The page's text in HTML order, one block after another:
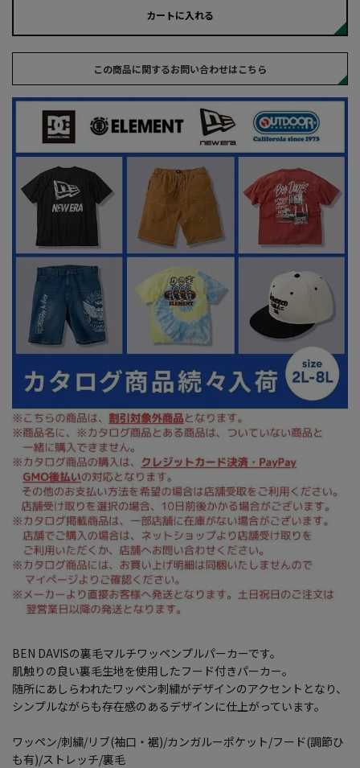
カートに入れる
この商品に関するお問い合わせはこちら
BEN DAVISの裏毛マルチワッペンプルパーカーです。
肌触りの良い裏毛生地を使用したフード付きパーカー。
随所にあしらわれたワッペン刺繍がデザインのアクセントとなり、
シンプルながらも存在感のあるデザインに仕上がっています。
ワッペン/刺繍/リブ(袖口・裾)/カンガルーポケット/フード(調節ひ
も有)/ストレッチ/裏毛